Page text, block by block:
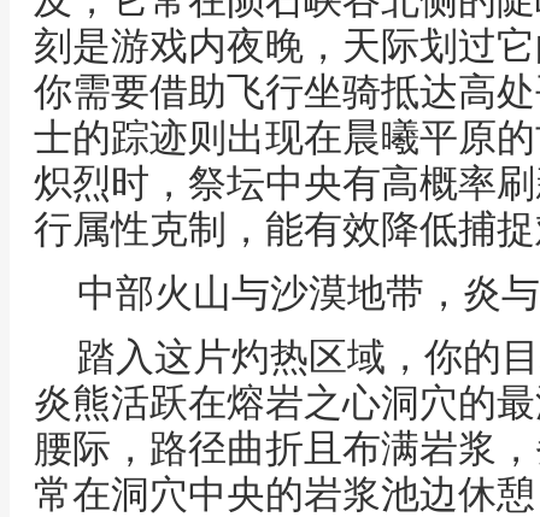
刻是游戏内夜晚，天际划过
你需要借助飞行坐骑抵达高
士的踪迹则出现在晨曦平原
炽烈时，祭坛中央有高概率
行属性克制，能有效降低捕
中部火山与沙漠地带，炎
踏入这片灼热区域，你的
炎熊活跃在熔岩之心洞穴的
腰际，路径曲折且布满岩浆
常在洞穴中央的岩浆池边休